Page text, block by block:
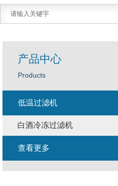
产品中心
Products
低温过滤机
白酒冷冻过滤机
查看更多